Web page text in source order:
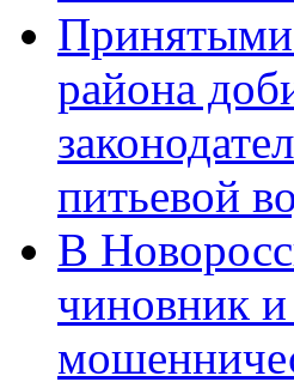
Принятыми
района
питьевой
В
чиновник